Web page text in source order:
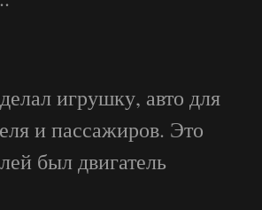
игрушку, авто для
и пассажиров. Это
был двигатель